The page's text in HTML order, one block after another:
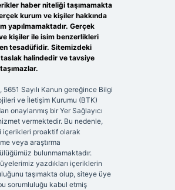
haber niteliği taşımamakta
kurum ve kişiler hakkında
yapılmamaktadır. Gerçek
kişiler ile isim benzerlikleri
tesadüfidir. Sitemizdeki
halindedir ve tavsiye
5651 Sayılı Kanun gereğince Bilgi
ve İletişim Kurumu (BTK)
onaylanmış bir Yer Sağlayıcı
vermektedir. Bu nedenle,
içerikleri proaktif olarak
veya araştırma
bulunmamaktadır.
yazdıkları içeriklerin
taşımakta olup, siteye üye
sorumluluğu kabul etmiş